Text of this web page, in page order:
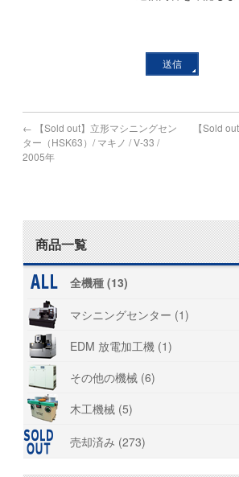
← 【Sold out】立形マシニングセン
ター（HSK63）/ マキノ / V-33 /
2005年
【Sold
商品一覧
全機種 (13)
マシニングセンター (1)
EDM 放電加工機 (1)
その他の機械 (6)
木工機械 (5)
売却済み (273)